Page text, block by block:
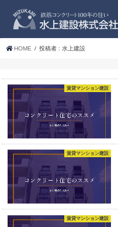
HOME 投稿者 : 水上建設
賃貸マンション建設
賃貸マンション建設
賃貸マンション建設